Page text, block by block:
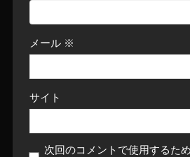
メール ※
サイト
次回のコメントで使用するた